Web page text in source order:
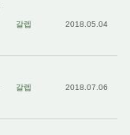
갈렙 2018.05.04
갈렙 2018.07.06